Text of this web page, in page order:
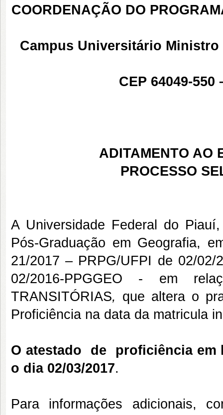
COORDENAÇÃO DO
Campus Universitário
CEP 64049-550
ADITAMENTO AO
PROCESSO
A Universidade Federal do
Pós-Graduação em Geografia,
21/2017 – PRPG/UFPI de 02/02/
02/2016-PPGGEO - em
TRANSITÓRIAS, que altera o
Proficiência na data da matricula
O atestado de proficiência em
o dia 02/03/2017.
Para informações adicionais,